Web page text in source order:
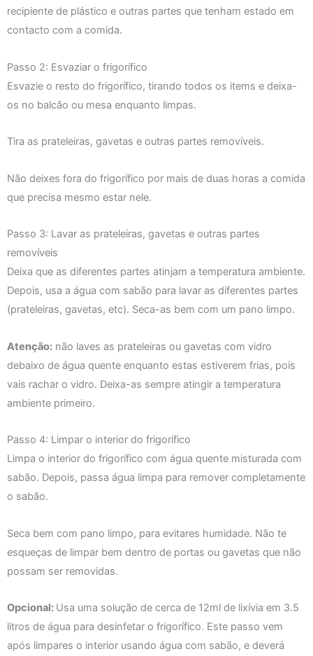
recipiente de plástico e outras partes que tenham estado em
contacto com a comida.
Passo 2: Esvaziar o frigorífico
Esvazie o resto do frigorífico, tirando todos os items e deixa-
os no balcão ou mesa enquanto limpas.
Tira as prateleiras, gavetas e outras partes removíveis.
Não deixes fora do frigorífico por mais de duas horas a comida
que precisa mesmo estar nele.
Passo 3: Lavar as prateleiras, gavetas e outras partes
removíveis
Deixa que as diferentes partes atinjam a temperatura ambiente.
Depois, usa a água com sabão para lavar as diferentes partes
(prateleiras, gavetas, etc). Seca-as bem com um pano limpo.
Atenção: não laves as prateleiras ou gavetas com vidro
debaixo de água quente enquanto estas estiverem frias, pois
vais rachar o vidro. Deixa-as sempre atingir a temperatura
ambiente primeiro.
Passo 4: Limpar o interior do frigorífico
Limpa o interior do frigorífico com água quente misturada com
sabão. Depois, passa água limpa para remover completamente
o sabão.
Seca bem com pano limpo, para evitares humidade. Não te
esqueças de limpar bem dentro de portas ou gavetas que não
possam ser removidas.
Opcional: Usa uma solução de cerca de 12ml de lixívia em 3.5
litros de água para desinfetar o frigorífico. Este passo vem
após limpares o interior usando água com sabão, e deverá